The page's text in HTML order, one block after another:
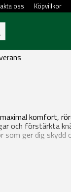
Köpvillkor
oss
komfort,
och förstärkta
som ger dig skydd